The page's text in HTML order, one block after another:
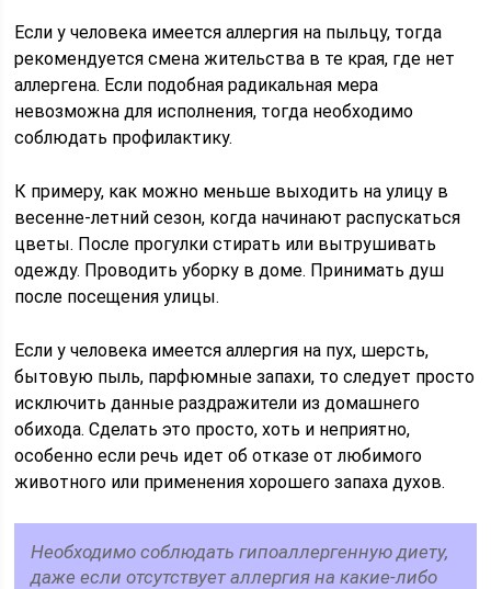
Если у человека имеется аллергия на пыльцу, тогда
рекомендуется смена жительства в те края, где нет
аллергена. Если подобная радикальная мера
невозможна для исполнения, тогда необходимо
соблюдать профилактику.
К примеру, как можно меньше выходить на улицу в
весенне-летний сезон, когда начинают распускаться
цветы. После прогулки стирать или вытрушивать
одежду. Проводить уборку в доме. Принимать душ
после посещения улицы.
Если у человека имеется аллергия на пух, шерсть,
бытовую пыль, парфюмные запахи, то следует просто
исключить данные раздражители из домашнего
обихода. Сделать это просто, хоть и неприятно,
особенно если речь идет об отказе от любимого
животного или применения хорошего запаха духов.
Необходимо соблюдать гипоаллергенную диету,
даже если отсутствует аллергия на какие-либо